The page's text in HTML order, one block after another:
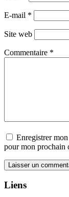
E-mail *
Site web
Commentaire *
Enregistrer
pour mon prochain
Liens